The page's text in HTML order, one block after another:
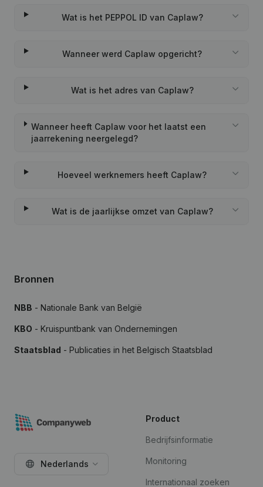
Wat is het PEPPOL ID van Caplaw?
Wanneer werd Caplaw opgericht?
Wat is het adres van Caplaw?
Wanneer heeft Caplaw voor het laatst een
jaarrekening neergelegd?
Hoeveel werknemers heeft Caplaw?
Wat is de jaarlijkse omzet van Caplaw?
Bronnen
NBB - Nationale Bank van België
KBO - Kruispuntbank van Ondernemingen
Staatsblad - Publicaties in het Belgisch Staatsblad
Nederlands
Product
Bedrijfsinformatie
Monitoring
Internationaal zoeken